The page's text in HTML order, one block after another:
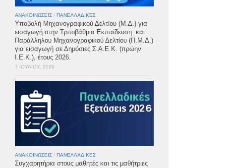
ΑΝΑΚΟΙΝΏΣΕΙΣ / ΠΑΝΕΛΛΑΔΙΚΈΣ
Υποβολή Μηχανογραφικού Δελτίου (Μ.Δ.) για
εισαγωγή στην Τριτοβάθμια Εκπαίδευση και
Παράλληλου Μηχανογραφικού Δελτίου (Π.Μ.Δ.)
για εισαγωγή σε Δημόσιες Σ.Α.Ε.Κ. (πρώην
Ι.Ε.Κ.), έτους 2026.
7 ΙΟΥΛΊΟΥ, 2026
ΑΝΑΚΟΙΝΏΣΕΙΣ / ΠΑΝΕΛΛΑΔΙΚΈΣ
Συγχαρητήρια στους μαθητές και τις μαθήτριες